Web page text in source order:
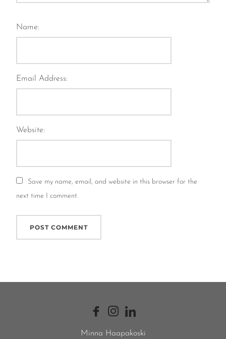
Name:
Email Address:
Website:
Save my name, email, and website in this browser for the
next time I comment.
Minna Haapakoski